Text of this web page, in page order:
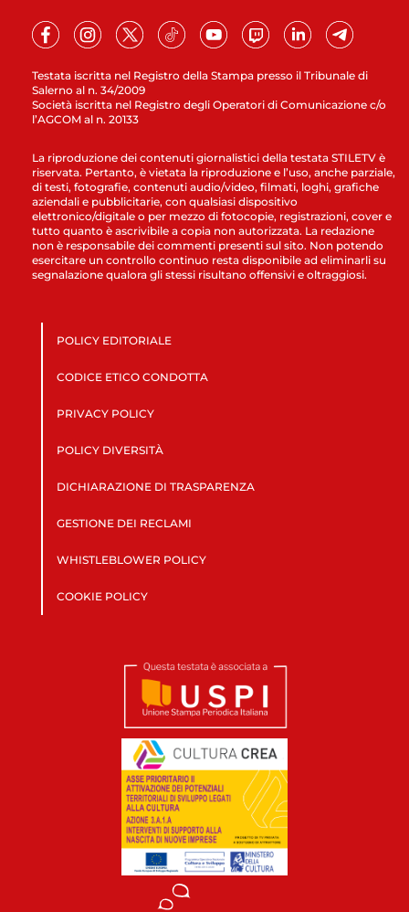
Testata iscritta nel Registro della Stampa presso il Tribunale di
Salerno al n. 34/2009
Società iscritta nel Registro degli Operatori di Comunicazione c/o
l’AGCOM al n. 20133
La riproduzione dei contenuti giornalistici della testata STILETV è
riservata. Pertanto, è vietata la riproduzione e l’uso, anche parziale,
di testi, fotografie, contenuti audio/video, filmati, loghi, grafiche
aziendali e pubblicitarie, con qualsiasi dispositivo
elettronico/digitale o per mezzo di fotocopie, registrazioni, cover e
tutto quanto è ascrivibile a copia non autorizzata. La redazione
non è responsabile dei commenti presenti sul sito. Non potendo
esercitare un controllo continuo resta disponibile ad eliminarli su
segnalazione qualora gli stessi risultano offensivi e oltraggiosi.
POLICY EDITORIALE
CODICE ETICO CONDOTTA
PRIVACY POLICY
POLICY DIVERSITÀ
DICHIARAZIONE DI TRASPARENZA
GESTIONE DEI RECLAMI
WHISTLEBLOWER POLICY
COOKIE POLICY